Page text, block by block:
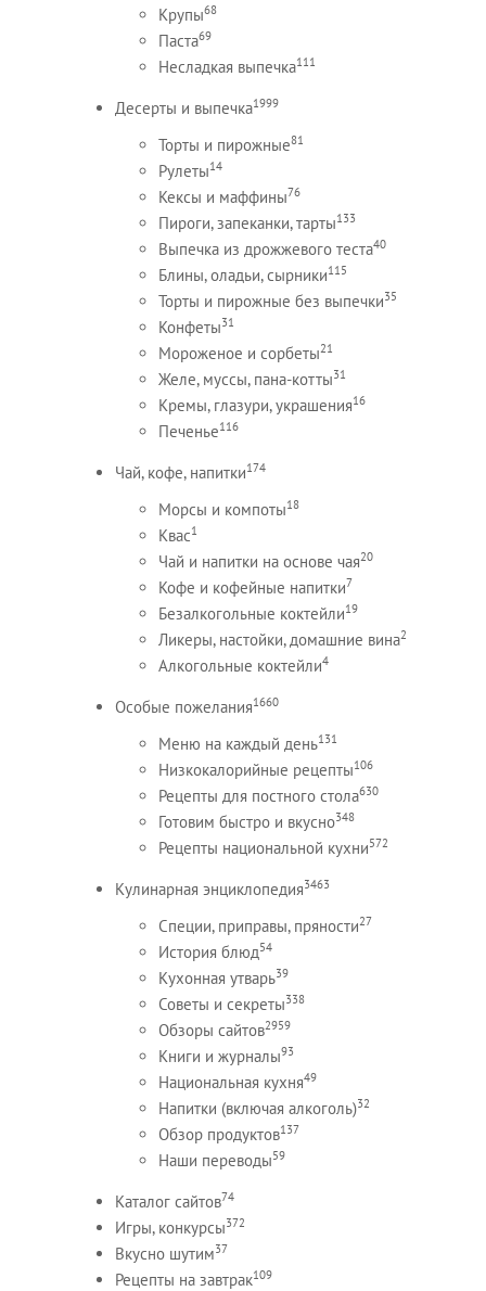
Крупы68
Паста69
Несладкая выпечка111
Десерты и выпечка1999
Торты и пирожные81
Рулеты14
Кексы и маффины76
Пироги, запеканки, тарты133
Выпечка из дрожжевого теста40
Блины, оладьи, сырники115
Торты и пирожные без выпечки35
Конфеты31
Мороженое и сорбеты21
Желе, муссы, пана-котты31
Кремы, глазури, украшения16
Печенье116
Чай, кофе, напитки174
Морсы и компоты18
Квас1
Чай и напитки на основе чая20
Кофе и кофейные напитки7
Безалкогольные коктейли19
Ликеры, настойки, домашние вина2
Алкогольные коктейли4
Особые пожелания1660
Меню на каждый день131
Низкокалорийные рецепты106
Рецепты для постного стола630
Готовим быстро и вкусно348
Рецепты национальной кухни572
Кулинарная энциклопедия3463
Специи, приправы, пряности27
История блюд54
Кухонная утварь39
Советы и секреты338
Обзоры сайтов2959
Книги и журналы93
Национальная кухня49
Напитки (включая алкоголь)32
Обзор продуктов137
Наши переводы59
Каталог сайтов74
Игры, конкурсы372
Вкусно шутим37
Рецепты на завтрак109